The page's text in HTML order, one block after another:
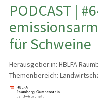
PODCAST |
für Schweine
Herausgeber:in: HBLFA
Themenbereich: